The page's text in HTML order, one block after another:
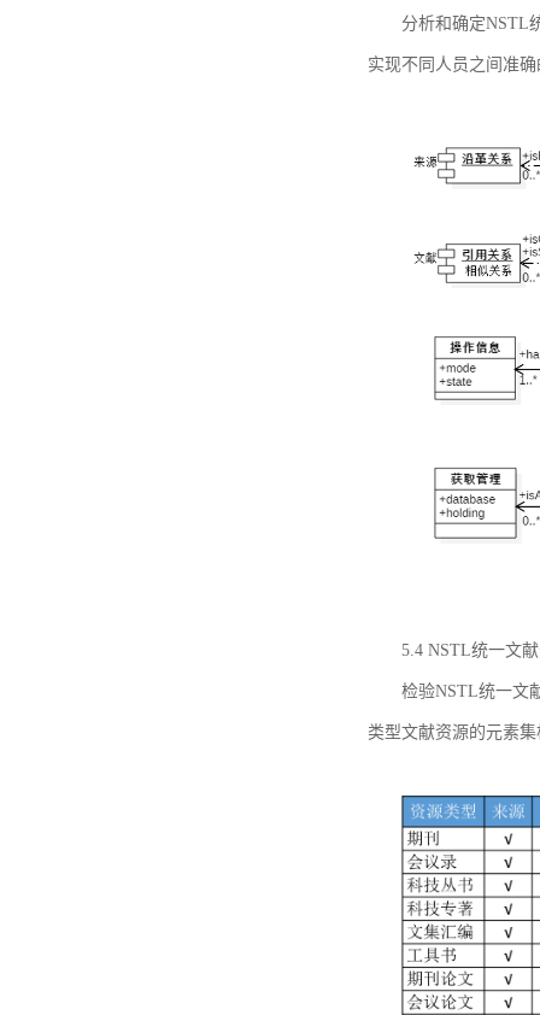
分析和确定NSTL
实现不同人员之间准
5.4 NSTL统一文
检验NSTL统一文
类型文献资源的元素